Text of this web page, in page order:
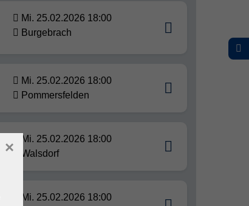
Mi. 25.02.2026 18:00
Burgebrach
Mi. 25.02.2026 18:00
Pommersfelden
Mi. 25.02.2026 18:00
Walsdorf
Mi. 25.02.2026 18:00
×